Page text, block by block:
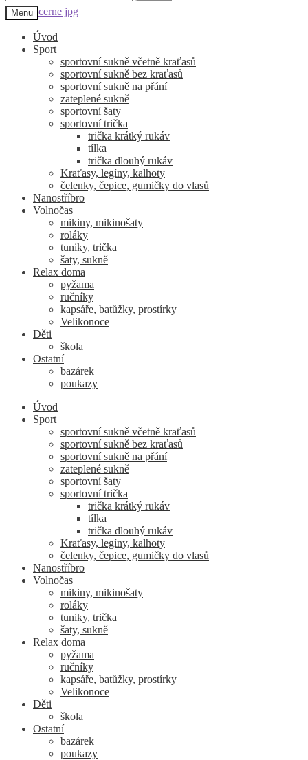
Přeskočit
na
navigaci
Přejít
k
obsahu
webu
Menu
Úvod
Sport
sportovní sukně včetně kraťasů
sportovní sukně bez kraťasů
sportovní sukně na přání
zateplené sukně
sportovní šaty
sportovní trička
trička krátký rukáv
tílka
trička dlouhý rukáv
Kraťasy, legíny, kalhoty
čelenky, čepice, gumičky do vlasů
Nanostříbro
Volnočas
mikiny, mikinošaty
roláky
tuniky, trička
šaty, sukně
Relax doma
pyžama
ručníky
kapsáře, batůžky, prostírky
Velikonoce
Děti
škola
Ostatní
bazárek
poukazy
Úvod
Sport
sportovní sukně včetně kraťasů
sportovní sukně bez kraťasů
sportovní sukně na přání
zateplené sukně
sportovní šaty
sportovní trička
trička krátký rukáv
tílka
trička dlouhý rukáv
Kraťasy, legíny, kalhoty
čelenky, čepice, gumičky do vlasů
Nanostříbro
Volnočas
mikiny, mikinošaty
roláky
tuniky, trička
šaty, sukně
Relax doma
pyžama
ručníky
kapsáře, batůžky, prostírky
Velikonoce
Děti
škola
Ostatní
bazárek
poukazy